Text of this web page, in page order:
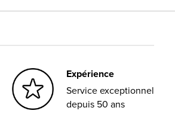
Expérience
Service exceptionnel
depuis 50 ans